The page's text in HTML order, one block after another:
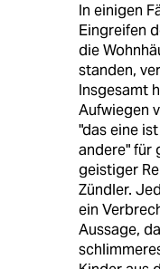
In einigen
Eingreifen
die
standen,
Insgesamt
Aufwiegen
"das eine
andere" für
geistiger
Zündler.
ein
Aussage,